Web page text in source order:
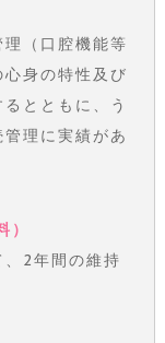
（口腔機能等
身の特性及び
とともに、う
理に実績があ
2年間の維持